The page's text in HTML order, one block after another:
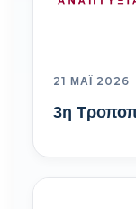
21 ΜΆΙ 2026
3η